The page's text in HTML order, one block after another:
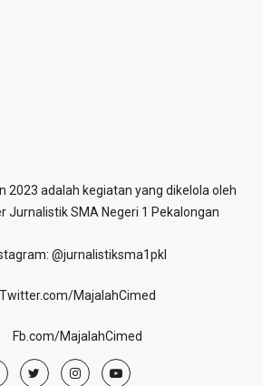
2023 adalah kegiatan yang dikelola oleh
Jurnalistik SMA Negeri 1 Pekalongan
@jurnalistiksma1pkl
Twitter.com/MajalahCimed
Fb.com/MajalahCimed